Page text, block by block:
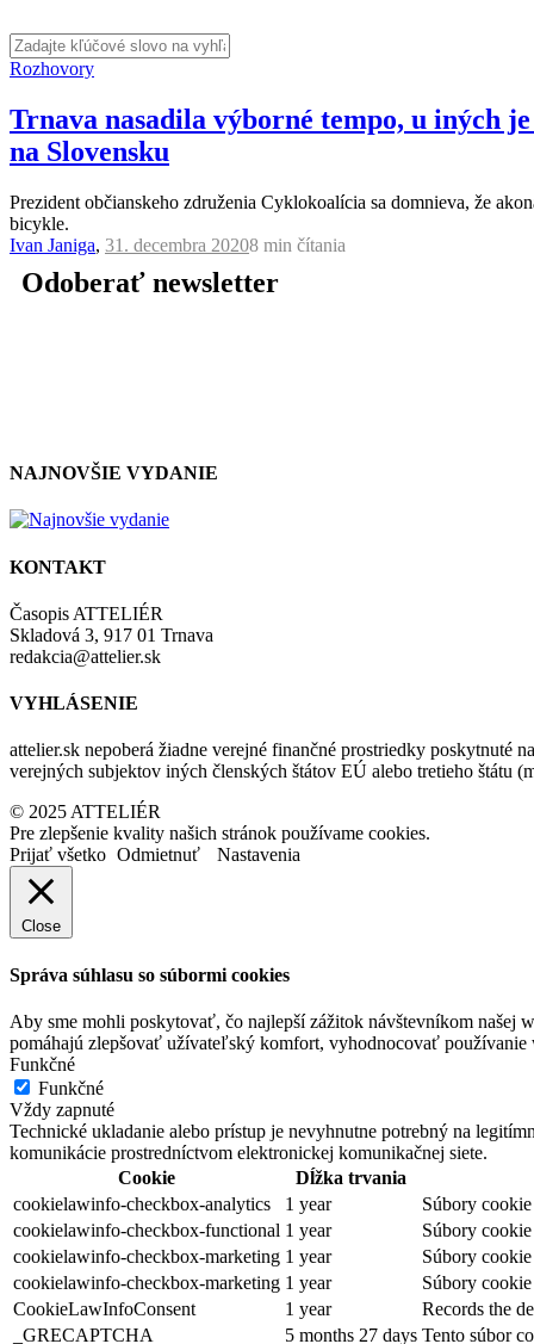
Rozhovory
Trnava nasadila výborné tempo, u iných
na Slovensku
Prezident občianskeho združenia Cyklokoalícia sa domnieva, že
bicykle.
Ivan Janiga, 31. decembra 20208 min čítania
Odoberať newsletter
NAJNOVŠIE VYDANIE
KONTAKT
Časopis ATTELIÉR
Skladová 3, 917 01 Trnava
redakcia@attelier.sk
VYHLÁSENIE
attelier.sk nepoberá žiadne verejné finančné prostriedky poskytnuté
verejných subjektov iných členských štátov EÚ alebo tretieho štátu
© 2025 ATTELIÉR
Pre zlepšenie kvality našich stránok používame cookies.
Prijať všetko Odmietnuť Nastavenia
Close
Správa súhlasu so súbormi cookies
Aby sme mohli poskytovať, čo najlepší zážitok návštevníkom našej
pomáhajú zlepšovať užívateľský komfort, vyhodnocovať používanie
Funkčné
Funkčné
Vždy zapnuté
Technické ukladanie alebo prístup je nevyhnutne potrebný na
komunikácie prostredníctvom elektronickej komunikačnej siete.
Cookie
Dĺžka trvania
cookielawinfo-checkbox-analytics
1 year
Súbory
cookielawinfo-checkbox-functional 1 year
Súbory
cookielawinfo-checkbox-marketing 1 year
Súbory
cookielawinfo-checkbox-marketing 1 year
Súbory
CookieLawInfoConsent
1 year
Records the
_GRECAPTCHA
5 months 27 days Tento súbor